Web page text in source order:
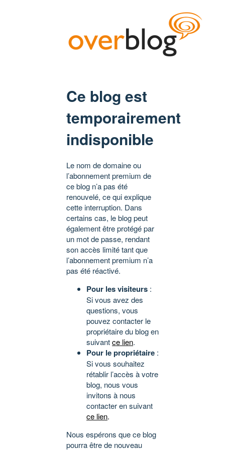
Ce blog est
temporairement
indisponible
Le nom de domaine ou
l’abonnement premium de
ce blog n’a pas été
renouvelé, ce qui explique
cette interruption. Dans
certains cas, le blog peut
également être protégé par
un mot de passe, rendant
son accès limité tant que
l’abonnement premium n’a
pas été réactivé.
Pour les visiteurs :
Si vous avez des
questions, vous
pouvez contacter le
propriétaire du blog en
suivantce lien.
Pour le propriétaire :
Si vous souhaitez
rétablir l’accès à votre
blog, nous vous
invitons à nous
contacter en suivant
ce lien.
Nous espérons que ce blog
pourra être de nouveau